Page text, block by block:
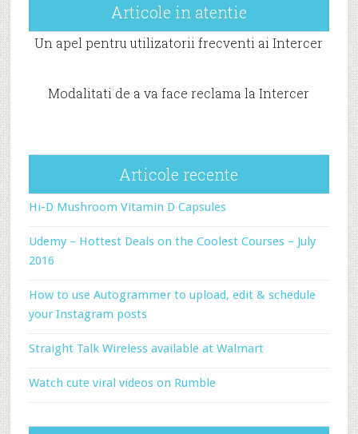
Articole in atentie
Un apel pentru utilizatorii frecventi ai Intercer
Modalitati de a va face reclama la Intercer
Articole recente
Hi-D Mushroom Vitamin D Capsules
Udemy – Hottest Deals on the Coolest Courses – July
2016
How to use Autogrammer to upload, edit & schedule
your Instagram posts
Straight Talk Wireless available at Walmart
Watch cute viral videos on Rumble